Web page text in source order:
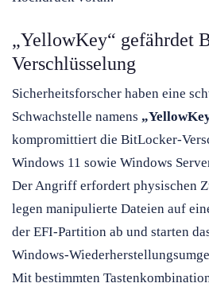
„YellowKey“ gefährdet
Verschlüsselung
Sicherheitsforscher haben eine
Schwachstelle namens
kompromittiert die BitLocker-
Windows 11 sowie Windows
Der Angriff erfordert physischen
legen manipulierte Dateien auf
der EFI-Partition ab und starten
Windows-
Mit bestimmten